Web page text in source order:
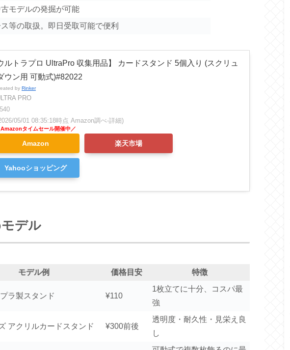
モデルの発掘が可能
等の取扱。即日受取可能で便利
ルトラプロ UltraPro 収集用品】 カードスタンド 5個入り (スクリュ
ウン用 可動式)#82022
by Rinker
PRO
05/01 08:35:18時点 Amazon調べ-詳細)
Amazon 楽天市場
Yahooショッピング
デル
モデル例 価格目安 特徴
ラ製スタンド ¥110
1枚立てに十分、コスパ最
強
アクリルカードスタンド ¥300前後
透明度・耐久性・見栄え良
し